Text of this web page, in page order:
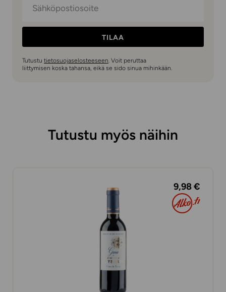
TILAA
Tutustu tietosuojaselosteeseen. Voit peruttaa
liittymisen koska tahansa, eikä se sido sinua mihinkään.
Tutustu myös näihin
9,98 €